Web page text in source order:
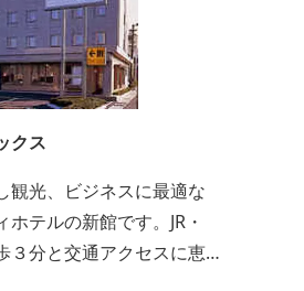
クス
観光、ビジネスに最適な
テルの新館です。JR・
３分と交通アクセスに恵
として皆様に広くご利